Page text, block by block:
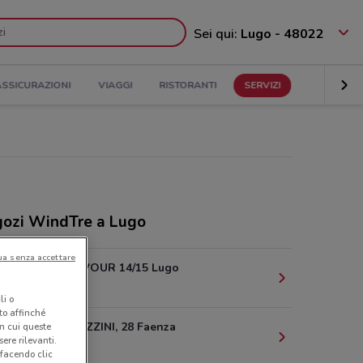
Sei qui: Lugo - 48022
VIAGGI RISTORANTI SERVIZI
WindTre a Lugo
PIAZZA CAVOUR 14/15 Lugo
CORSO MAZZINI, 28 Faenza
16 km
o
affinché
cui queste
rilevanti.
clic
senza accettare